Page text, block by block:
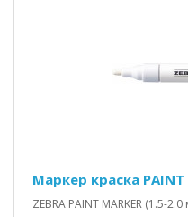
Маркер краска PAINT
ZEBRA PAINT MARKER (1.5-